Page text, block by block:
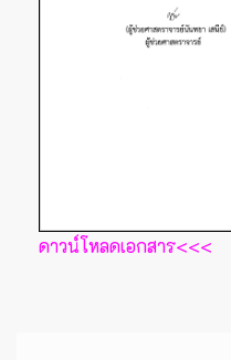
ดาวน์โหลดเอกสาร<<<